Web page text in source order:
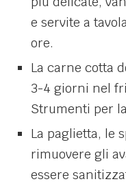
e servite a
ore.
La carne cotta
3-4 giorni nel
Strumenti per
La paglietta, le
rimuovere gli
essere